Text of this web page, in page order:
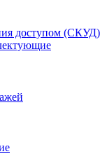
доступом (СКУД)